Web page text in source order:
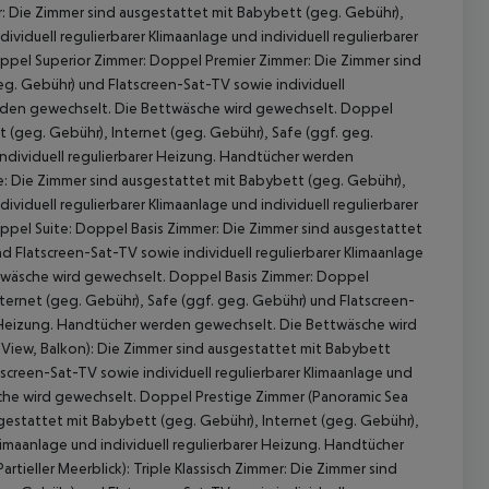
Die Zimmer sind ausgestattet mit Babybett (geg. Gebühr),
regulierbarer Klimaanlage und individuell regulierbarer
Superior Zimmer: Doppel Premier Zimmer: Die Zimmer sind
Gebühr) und Flatscreen-Sat-TV sowie individuell
gewechselt. Die Bettwäsche wird gewechselt. Doppel
(geg. Gebühr), Internet (geg. Gebühr), Safe (ggf. geg.
regulierbarer Heizung. Handtücher werden
Zimmer sind ausgestattet mit Babybett (geg. Gebühr),
regulierbarer Klimaanlage und individuell regulierbarer
Suite: Doppel Basis Zimmer: Die Zimmer sind ausgestattet
Sat-TV sowie individuell regulierbarer Klimaanlage
wird gewechselt. Doppel Basis Zimmer: Doppel
(geg. Gebühr), Safe (ggf. geg. Gebühr) und Flatscreen-
Handtücher werden gewechselt. Die Bettwäsche wird
Balkon): Die Zimmer sind ausgestattet mit Babybett
Sat-TV sowie individuell regulierbarer Klimaanlage und
wird gewechselt. Doppel Prestige Zimmer (Panoramic Sea
mit Babybett (geg. Gebühr), Internet (geg. Gebühr),
und individuell regulierbarer Heizung. Handtücher
Meerblick): Triple Klassisch Zimmer: Die Zimmer sind